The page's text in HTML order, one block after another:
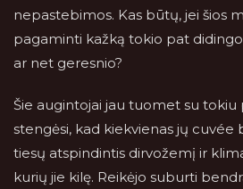
nepastebimos. Kas būtų, jei šios
pagaminti kažką tokio pat
ar net geresnio?
Šie augintojai jau tuomet su tokiu
stengėsi, kad kiekvienas jų cuvée
tiesų atspindintis dirvožemį ir
kurių jie kilę. Reikėjo suburti